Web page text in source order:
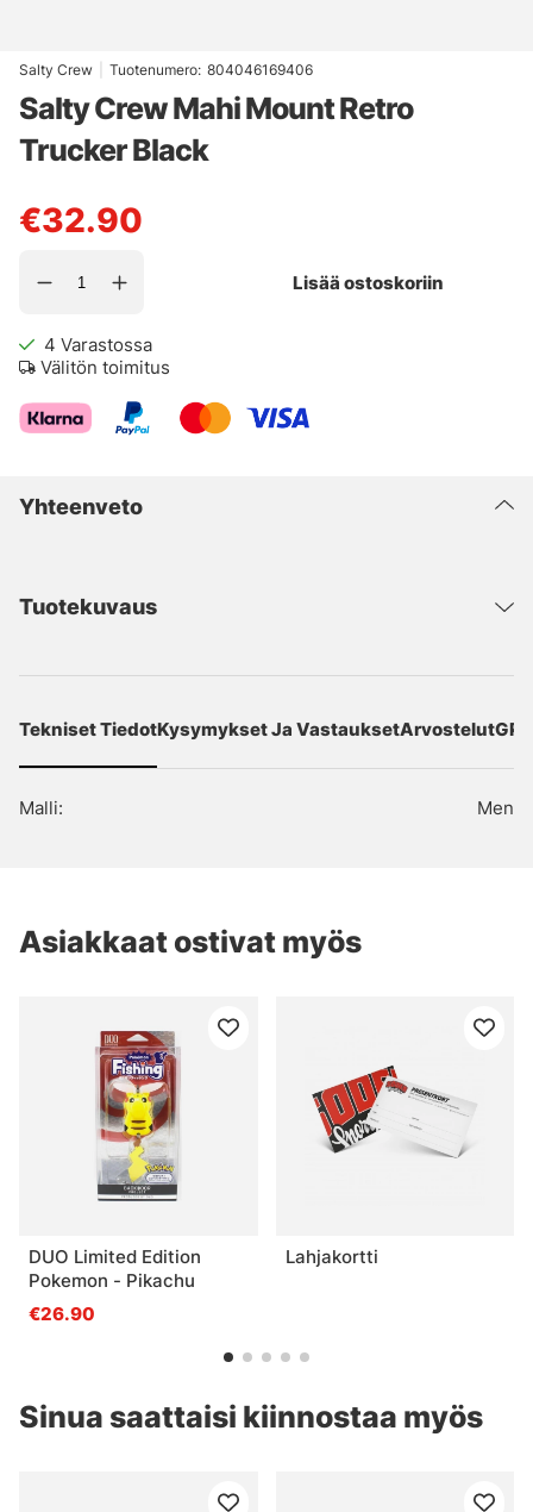
Salty Crew Tuotenumero: 804046169406
Salty Crew Mahi Mount Retro
Trucker Black
€32.90
Lisää ostoskoriin
4 Varastossa
Välitön toimitus
Yhteenveto
Tuotekuvaus
Tekniset TiedotKysymykset Ja VastauksetArvostelut
Malli: Men
Asiakkaat ostivat myös
DUO Limited Edition
Pokemon - Pikachu
€26.90
Lahjakortti
Sinua saattaisi kiinnostaa myös